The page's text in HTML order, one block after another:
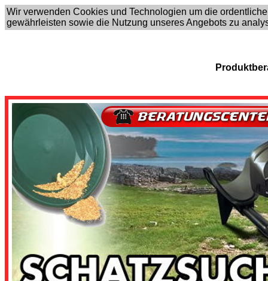
Wir verwenden Cookies und Technologien um die
gewährleisten sowie die Nutzung unseres Angebots zu